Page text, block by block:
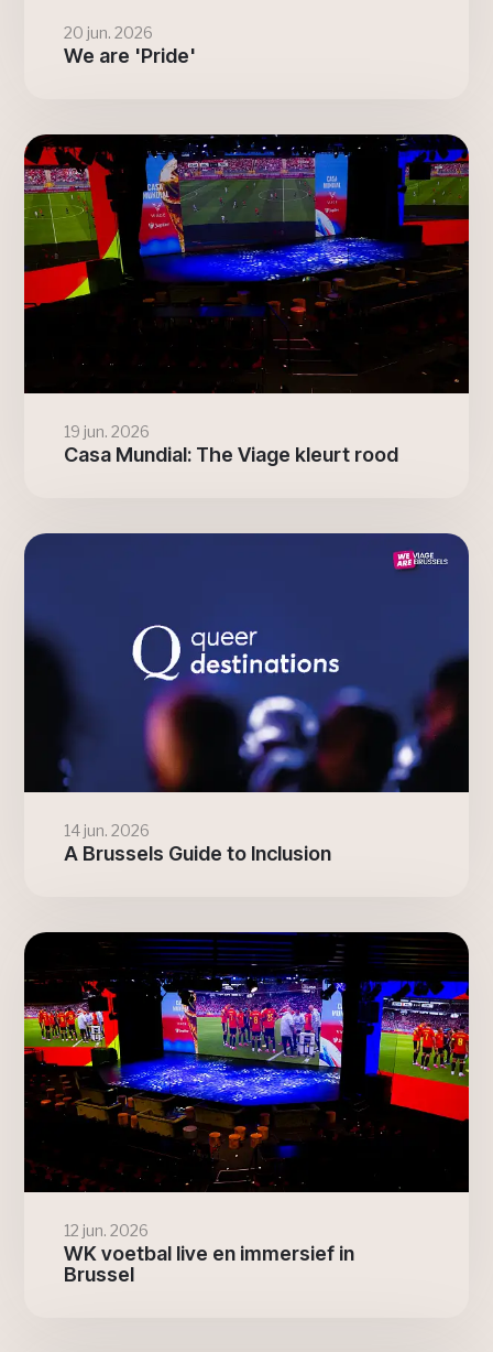
20 jun. 2026
We are 'Pride'
19 jun. 2026
Casa Mundial: The Viage kleurt rood
14 jun. 2026
A Brussels Guide to Inclusion
12 jun. 2026
WK voetbal live en immersief in
Brussel